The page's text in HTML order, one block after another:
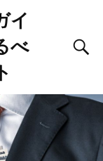
イ
べ